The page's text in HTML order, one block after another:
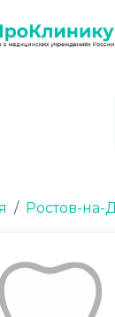
Ростов-на-